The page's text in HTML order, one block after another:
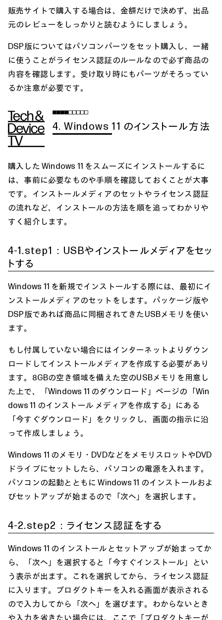
販売サイトで購入する場合は、金額だけで決めず、出品
元のレビューをしっかりと読むようにしましょう。
DSP版についてはパソコンパーツをセット購入し、一緒
に使うことがライセンス認証のルールなので必ず商品の
内容を確認します。受け取り時にもパーツがそろってい
るか注意が必要です。
4. Windows 11 のインストール方法
購入した Windows 11 をスムーズにインストールするに
は、事前に必要なものや手順を確認しておくことが大事
です。インストールメディアのセットやライセンス認証
の流れなど、インストールの方法を順を追ってわかりや
すく紹介します。
4-1.step1：USBやインストールメディアをセッ
トする
Windows 11 を新規でインストールする際には、最初にイ
ンストールメディアのセットをします。パッケージ版や
DSP版であれば商品に同梱されてきたUSBメモリを使い
ます。
もし付属していない場合にはインターネットよりダウン
ロードしてインストールメディアを作成する必要があり
ます。8GBの空き領域を備えた空のUSBメモリを用意し
た上で、「Windows 11 のダウンロード 」ページの「Win
dows 11 のインストール メディアを作成する」にある
「今すぐダウンロード」をクリックし、画面の指示に沿
って作成しましょう。
Windows 11 のメモリ・DVDなどをメモリスロットやDVD
ドライブにセットしたら、パソコンの電源を入れます。
パソコンの起動とともに Windows 11 のインストールおよ
びセットアップが始まるので「次へ」を選択します。
4-2.step2：ライセンス認証をする
Windows 11 のインストールとセットアップが始まってか
ら、「次へ」を選択すると「今すぐインストール」とい
う表示が出ます。これを選択してから、ライセンス認証
に入ります。プロダクトキーを入れる画面が表示される
ので入力してから「次へ」を選びます。わからないとき
や入力を省きたい場合には、ここで「プロダクトキーが